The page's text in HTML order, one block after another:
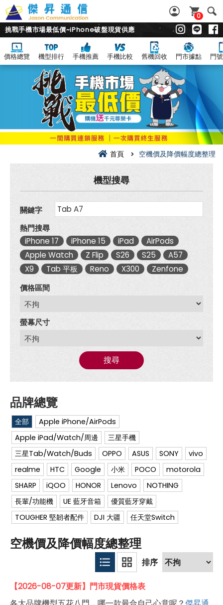
空
度
總
整
0
挑戰手機市場最低價~iPhone破盤現貨供應
價格總覽 機型排行 手機推薦 手機比較 舊機回收 門市據點 門
首頁 空機價及降價幅度總整理
機型搜尋
關鍵字
熱門搜尋
iPhone 17
iPhone 15 iPad
AirPods
Apple Watch
Z Flip S26 S25
A57
X9
Tab 平板 Reno X300
Zenfone
價格區間
螢幕尺寸
搜尋
全部
Apple iPhone/AirPods
Apple iPad/Watch/周邊
三星手機
三星Tab/Watch/Buds
OPPO ASUS SONY
vivo
realme
HTC Google 小米 POCO
motorola
SHARP
iQOO HONOR Lenovo
NOTHING
長輩/功能機
UE 藍牙音箱
優質藍牙穿戴
TOUGHER 堅韌者配件
DJI 大疆 任天堂Switch
空機價及降價幅度總整理
【2026-08-07更新】門市現貨價格表